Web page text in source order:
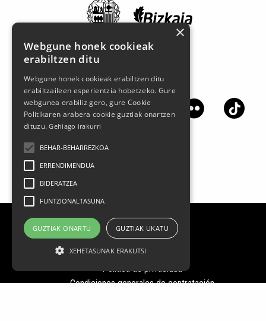
Síguenos en las redes sociales
Aviso legal
Datos Personales
Política de privacidad
Condiciones generales de contratación
×
Webgune honek cookieak
erabiltzen ditu
Webgune honek cookieak erabiltzen ditu
erabiltzaileen esperientzia hobetzeko. Gure
webgunea erabiliz gero, gure Cookie
Politikaren arabera cookie guztiak onartzen
dituzu.Gehiago irakurri
BEHAR-BEHARREZKOA
ERRENDIMENDUA
BIDERATZEA
FUNTZIONALTASUNA
GUZTIAK ONARTU GUZTIAK UKATU
XEHETASUNAK ERAKUTSI